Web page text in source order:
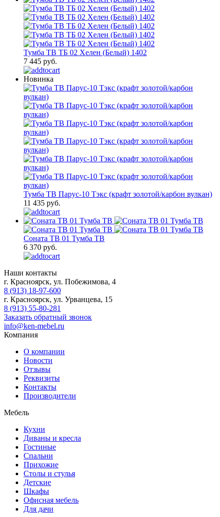
Тумба ТВ ТБ 02 Хелен (Белый) 1402
7 445 руб.
Новинка
Тумба ТВ Парус-10 Тэкс (крафт золотой/карбон вулкан)
11 435 руб.
Соната ТВ 01 Тумба ТВ
6 370 руб.
Наши контакты
г. Красноярск, ул. Побежимова, 4
8 (913) 18-97-600
г. Красноярск, ул. Урванцева, 15
8 (913) 55-80-281
Заказать обратный звонок
info@ken-mebel.ru
Компания
О компании
Новости
Отзывы
Реквизиты
Контакты
Производители
Мебель
Кухни
Диваны и кресла
Гостиные
Спальни
Прихожие
Столы и стулья
Детские
Шкафы
Офисная мебель
Для дачи